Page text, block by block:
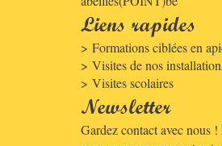
Liens rapides
Formations ciblées en
Visites de nos
Visites scolaires
Newsletter
Gardez contact avec nous